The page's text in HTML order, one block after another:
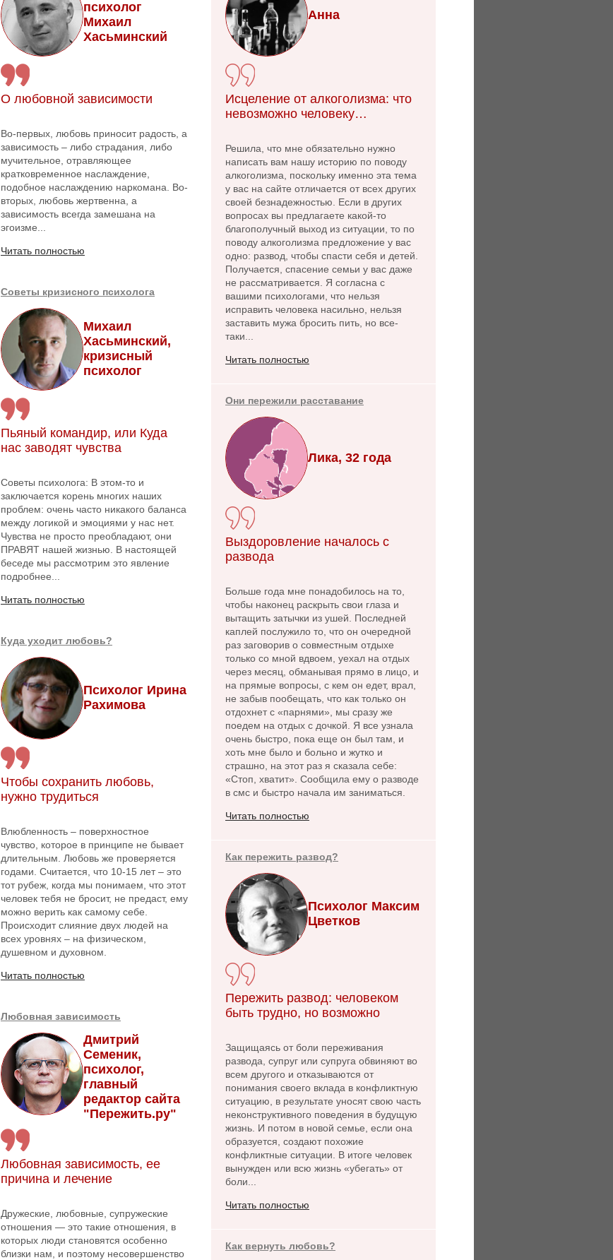
психолог
Михаил
Хасьминский
О любовной зависимости
Во-первых, любовь приносит радость, а
зависимость – либо страдания, либо
мучительное, отравляющее
кратковременное наслаждение,
подобное наслаждению наркомана. Во-
вторых, любовь жертвенна, а
зависимость всегда замешана на
эгоизме...
Читать полностью
Советы кризисного психолога
Михаил
Хасьминский,
кризисный
психолог
Пьяный командир, или Куда
нас заводят чувства
Советы психолога: В этом-то и
заключается корень многих наших
проблем: очень часто никакого баланса
между логикой и эмоциями у нас нет.
Чувства не просто преобладают, они
ПРАВЯТ нашей жизнью. В настоящей
беседе мы рассмотрим это явление
подробнее...
Читать полностью
Куда уходит любовь?
Психолог Ирина
Рахимова
Чтобы сохранить любовь,
нужно трудиться
Влюбленность – поверхностное
чувство, которое в принципе не бывает
длительным. Любовь же проверяется
годами. Считается, что 10-15 лет – это
тот рубеж, когда мы понимаем, что этот
человек тебя не бросит, не предаст, ему
можно верить как самому себе.
Происходит слияние двух людей на
всех уровнях – на физическом,
душевном и духовном.
Читать полностью
Любовная зависимость
Дмитрий
Семеник,
психолог,
главный
редактор сайта
"Пережить.ру"
Любовная зависимость, ее
причина и лечение
Дружеские, любовные, супружеские
отношения — это такие отношения, в
которых люди становятся особенно
близки нам, и поэтому несовершенство
Анна
Исцеление от алкоголизма: что
невозможно человеку…
Решила, что мне обязательно нужно
написать вам нашу историю по поводу
алкоголизма, поскольку именно эта тема
у вас на сайте отличается от всех других
своей безнадежностью. Если в других
вопросах вы предлагаете какой-то
благополучный выход из ситуации, то по
поводу алкоголизма предложение у вас
одно: развод, чтобы спасти себя и детей.
Получается, спасение семьи у вас даже
не рассматривается. Я согласна с
вашими психологами, что нельзя
исправить человека насильно, нельзя
заставить мужа бросить пить, но все-
таки...
Читать полностью
Они пережили расставание
Лика, 32 года
Выздоровление началось с
развода
Больше года мне понадобилось на то,
чтобы наконец раскрыть свои глаза и
вытащить затычки из ушей. Последней
каплей послужило то, что он очередной
раз заговорив о совместным отдыхе
только со мной вдвоем, уехал на отдых
через месяц, обманывая прямо в лицо, и
на прямые вопросы, с кем он едет, врал,
не забыв пообещать, что как только он
отдохнет с «парнями», мы сразу же
поедем на отдых с дочкой. Я все узнала
очень быстро, пока еще он был там, и
хоть мне было и больно и жутко и
страшно, на этот раз я сказала себе:
«Стоп, хватит». Сообщила ему о разводе
в смс и быстро начала им заниматься.
Читать полностью
Как пережить развод?
Психолог Максим
Цветков
Пережить развод: человеком
быть трудно, но возможно
Защищаясь от боли переживания
развода, супруг или супруга обвиняют во
всем другого и отказываются от
понимания своего вклада в конфликтную
ситуацию, в результате уносят свою часть
неконструктивного поведения в будущую
жизнь. И потом в новой семье, если она
образуется, создают похожие
конфликтные ситуации. В итоге человек
вынужден или всю жизнь «убегать» от
боли...
Читать полностью
Как вернуть любовь?